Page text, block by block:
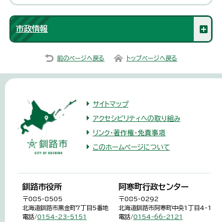
市政情報
前のページへ戻る トップページへ戻る
サイトマップ
アクセシビリティへの取り組み
リンク・著作権・免責事項
このホームページについて
釧路市役所
〒085-8505
北海道釧路市黒金町7丁目5番地
電話/0154-23-5151
阿寒町行政センター
〒085-0292
北海道釧路市阿寒町中央1丁目4-1
電話/0154-66-2121